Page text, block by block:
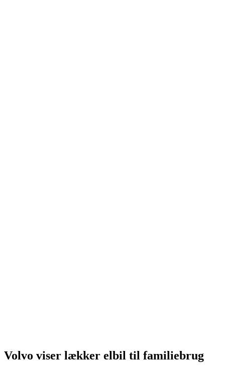
Volvo viser lækker elbil til familiebrug